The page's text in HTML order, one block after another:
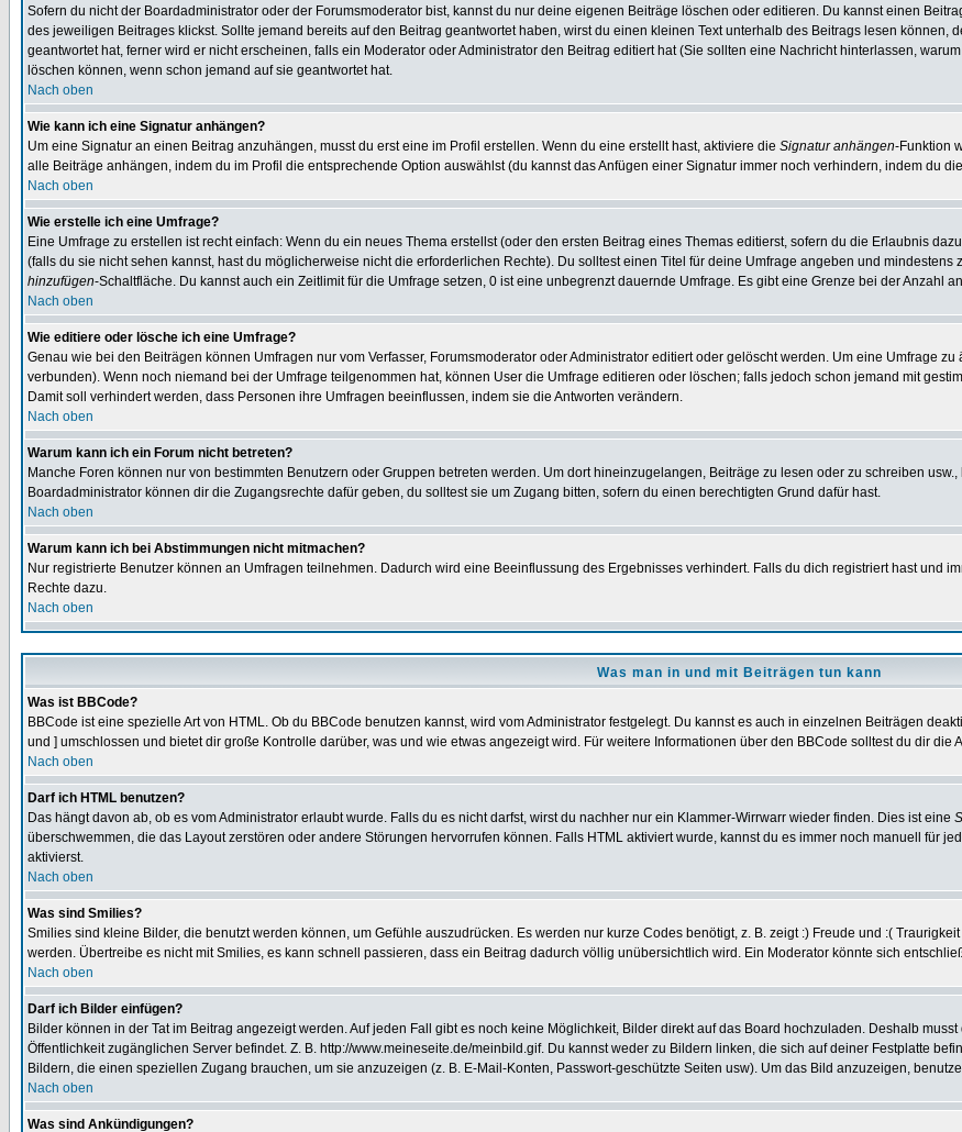
Sofern du nicht der Boardadministrator oder der Forumsmoderator bist, kannst du nur deine eigenen Beiträge löschen oder editieren. Du kannst einen
des jeweiligen Beitrages klickst. Sollte jemand bereits auf den Beitrag geantwortet haben, wirst du einen kleinen Text unterhalb des Beitrags lesen können,
geantwortet hat, ferner wird er nicht erscheinen, falls ein Moderator oder Administrator den Beitrag editiert hat (Sie sollten eine Nachricht hinterlassen,
löschen können, wenn schon jemand auf sie geantwortet hat.
Nach oben
Wie kann ich eine Signatur anhängen?
Um eine Signatur an einen Beitrag anzuhängen, musst du erst eine im Profil erstellen. Wenn du eine erstellt hast, aktiviere die Signatur anhängen-Funktion
alle Beiträge anhängen, indem du im Profil die entsprechende Option auswählst (du kannst das Anfügen einer Signatur immer noch verhindern, indem du
Nach oben
Wie erstelle ich eine Umfrage?
Eine Umfrage zu erstellen ist recht einfach: Wenn du ein neues Thema erstellst (oder den ersten Beitrag eines Themas editierst, sofern du die Erlaubnis
(falls du sie nicht sehen kannst, hast du möglicherweise nicht die erforderlichen Rechte). Du solltest einen Titel für deine Umfrage angeben und
hinzufügen-Schaltfläche. Du kannst auch ein Zeitlimit für die Umfrage setzen, 0 ist eine unbegrenzt dauernde Umfrage. Es gibt eine Grenze bei der Anzahl
Nach oben
Wie editiere oder lösche ich eine Umfrage?
Genau wie bei den Beiträgen können Umfragen nur vom Verfasser, Forumsmoderator oder Administrator editiert oder gelöscht werden. Um eine Umfrage
verbunden). Wenn noch niemand bei der Umfrage teilgenommen hat, können User die Umfrage editieren oder löschen; falls jedoch schon jemand mit
Damit soll verhindert werden, dass Personen ihre Umfragen beeinflussen, indem sie die Antworten verändern.
Nach oben
Warum kann ich ein Forum nicht betreten?
Manche Foren können nur von bestimmten Benutzern oder Gruppen betreten werden. Um dort hineinzugelangen, Beiträge zu lesen oder zu schreiben
Boardadministrator können dir die Zugangsrechte dafür geben, du solltest sie um Zugang bitten, sofern du einen berechtigten Grund dafür hast.
Nach oben
Warum kann ich bei Abstimmungen nicht mitmachen?
Nur registrierte Benutzer können an Umfragen teilnehmen. Dadurch wird eine Beeinflussung des Ergebnisses verhindert. Falls du dich registriert hast und
Rechte dazu.
Nach oben
Was man in und mit Beiträgen tun kann
Was ist BBCode?
BBCode ist eine spezielle Art von HTML. Ob du BBCode benutzen kannst, wird vom Administrator festgelegt. Du kannst es auch in einzelnen Beiträgen
und ] umschlossen und bietet dir große Kontrolle darüber, was und wie etwas angezeigt wird. Für weitere Informationen über den BBCode solltest du dir
Nach oben
Darf ich HTML benutzen?
Das hängt davon ab, ob es vom Administrator erlaubt wurde. Falls du es nicht darfst, wirst du nachher nur ein Klammer-Wirrwarr wieder finden. Dies ist eine
überschwemmen, die das Layout zerstören oder andere Störungen hervorrufen können. Falls HTML aktiviert wurde, kannst du es immer noch manuell für
aktivierst.
Nach oben
Was sind Smilies?
Smilies sind kleine Bilder, die benutzt werden können, um Gefühle auszudrücken. Es werden nur kurze Codes benötigt, z. B. zeigt :) Freude und :(
werden. Übertreibe es nicht mit Smilies, es kann schnell passieren, dass ein Beitrag dadurch völlig unübersichtlich wird. Ein Moderator könnte sich
Nach oben
Darf ich Bilder einfügen?
Bilder können in der Tat im Beitrag angezeigt werden. Auf jeden Fall gibt es noch keine Möglichkeit, Bilder direkt auf das Board hochzuladen. Deshalb
Öffentlichkeit zugänglichen Server befindet. Z. B. http://www.meineseite.de/meinbild.gif. Du kannst weder zu Bildern linken, die sich auf deiner Festplatte
Bildern, die einen speziellen Zugang brauchen, um sie anzuzeigen (z. B. E-Mail-Konten, Passwort-geschützte Seiten usw). Um das Bild anzuzeigen,
Nach oben
Was sind Ankündigungen?